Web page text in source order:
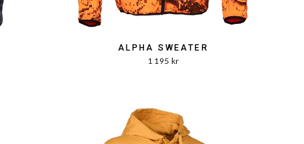
ALPHA SWEATER
1 195 kr